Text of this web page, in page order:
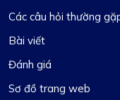
Các câu hỏi thường
Bài viết
Đánh giá
Sơ đồ trang web